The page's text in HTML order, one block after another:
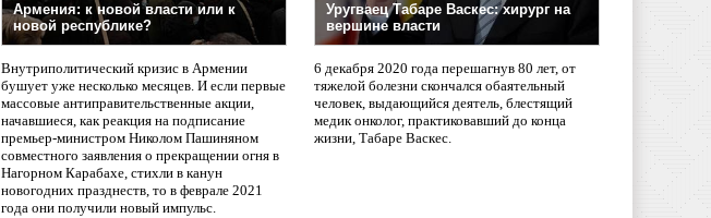
Армения: к новой власти или к
новой республике?
Внутриполитический кризис в Армении
бушует уже несколько месяцев. И если первые
массовые антиправительственные акции,
начавшиеся, как реакция на подписание
премьер-министром Николом Пашиняном
совместного заявления о прекращении огня в
Нагорном Карабахе, стихли в канун
новогодних празднеств, то в феврале 2021
года они получили новый импульс.
Уругваец Табаре Васкес: хирург на
вершине власти
6 декабря 2020 года перешагнув 80 лет, от
тяжелой болезни скончался обаятельный
человек, выдающийся деятель, блестящий
медик онколог, практиковавший до конца
жизни, Табаре Васкес.